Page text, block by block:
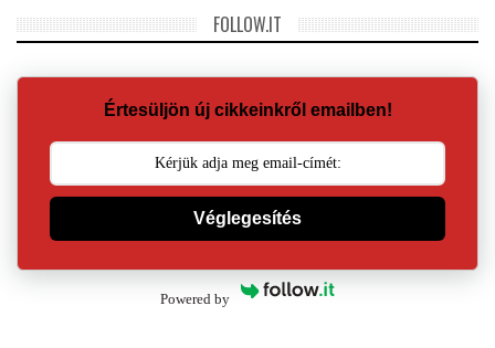
FOLLOW.IT
Értesüljön új cikkeinkről emailben!
Véglegesítés
Powered by